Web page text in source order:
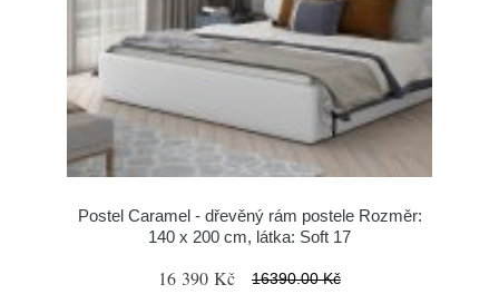
Postel Caramel - dřevěný rám postele Rozměr:
140 x 200 cm, látka: Soft 17
16 390 Kč 16390.00 Kč